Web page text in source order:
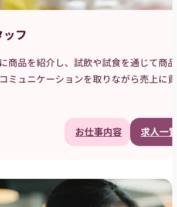
フ
商品を紹介し、試飲や試食を通じて商
ミュニケーションを取りながら売上に
お仕事内容 求人一